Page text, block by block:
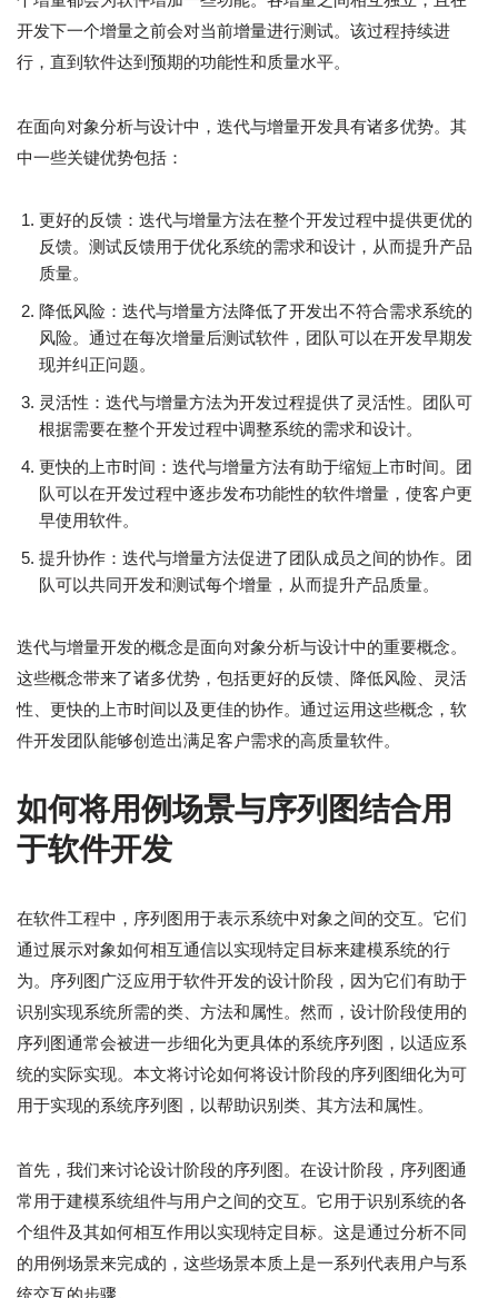
开发下一个增量之前会对当前增量进行测试。该过程持续进
行，直到软件达到预期的功能性和质量水平。
在面向对象分析与设计中，迭代与增量开发具有诸多优势。其
中一些关键优势包括：
更好的反馈：迭代与增量方法在整个开发过程中提供更优的
反馈。测试反馈用于优化系统的需求和设计，从而提升产品
质量。
降低风险：迭代与增量方法降低了开发出不符合需求系统的
风险。通过在每次增量后测试软件，团队可以在开发早期发
现并纠正问题。
灵活性：迭代与增量方法为开发过程提供了灵活性。团队可
根据需要在整个开发过程中调整系统的需求和设计。
更快的上市时间：迭代与增量方法有助于缩短上市时间。团
队可以在开发过程中逐步发布功能性的软件增量，使客户更
早使用软件。
提升协作：迭代与增量方法促进了团队成员之间的协作。团
队可以共同开发和测试每个增量，从而提升产品质量。
迭代与增量开发的概念是面向对象分析与设计中的重要概念。
这些概念带来了诸多优势，包括更好的反馈、降低风险、灵活
性、更快的上市时间以及更佳的协作。通过运用这些概念，软
件开发团队能够创造出满足客户需求的高质量软件。
如何将用例场景与序列图结合用
于软件开发
在软件工程中，序列图用于表示系统中对象之间的交互。它们
通过展示对象如何相互通信以实现特定目标来建模系统的行
为。序列图广泛应用于软件开发的设计阶段，因为它们有助于
识别实现系统所需的类、方法和属性。然而，设计阶段使用的
序列图通常会被进一步细化为更具体的系统序列图，以适应系
统的实际实现。本文将讨论如何将设计阶段的序列图细化为可
用于实现的系统序列图，以帮助识别类、其方法和属性。
首先，我们来讨论设计阶段的序列图。在设计阶段，序列图通
常用于建模系统组件与用户之间的交互。它用于识别系统的各
个组件及其如何相互作用以实现特定目标。这是通过分析不同
的用例场景来完成的，这些场景本质上是一系列代表用户与系